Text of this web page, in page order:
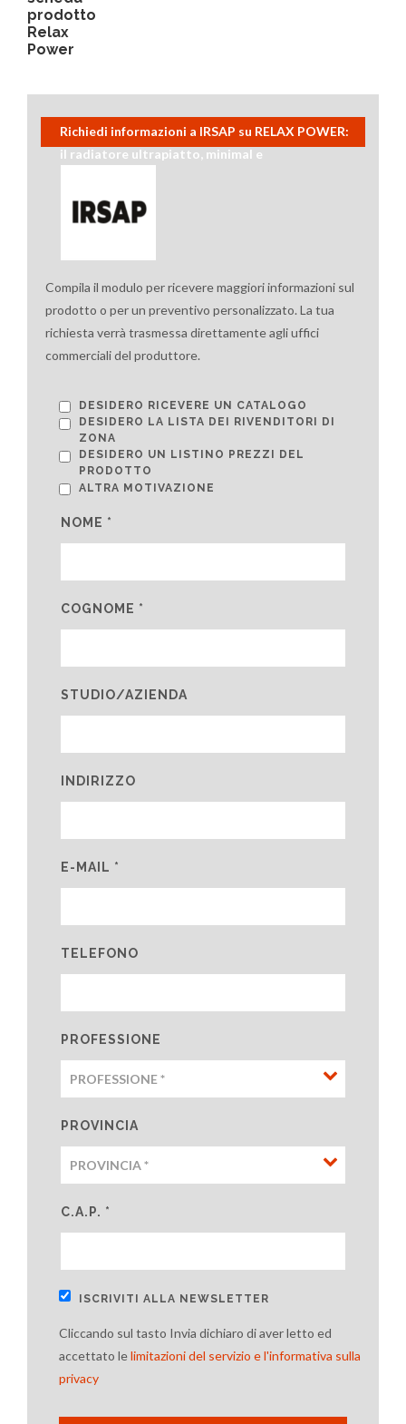
prodotto
Relax
Power
Richiedi informazioni a IRSAP su RELAX POWER:
il radiatore ultrapiatto, minimal e
Compila il modulo per ricevere maggiori informazioni sul
prodotto o per un preventivo personalizzato. La tua
richiesta verrà trasmessa direttamente agli uffici
commerciali del produttore.
DESIDERO RICEVERE UN CATALOGO
DESIDERO LA LISTA DEI RIVENDITORI DI
ZONA
DESIDERO UN LISTINO PREZZI DEL
PRODOTTO
ALTRA MOTIVAZIONE
NOME *
COGNOME *
STUDIO/AZIENDA
INDIRIZZO
E-MAIL *
TELEFONO
PROFESSIONE
PROVINCIA
C.A.P. *
ISCRIVITI ALLA NEWSLETTER
Cliccando sul tasto Invia dichiaro di aver letto ed
accettato lelimitazioni del servizio e l'informativa sulla
privacy